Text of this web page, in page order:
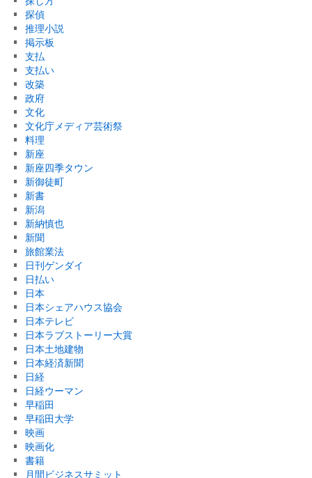
探偵
推理小説
掲示板
支払
支払い
改築
政府
文化
文化庁メディア芸術祭
料理
新座
新座四季タウン
新御徒町
新書
新潟
新納慎也
新聞
旅館業法
日刊ゲンダイ
日払い
日本
日本シェアハウス協会
日本テレビ
日本ラブストーリー大賞
日本土地建物
日本経済新聞
日経
日経ウーマン
早稲田
早稲田大学
映画
映画化
書籍
月間ビジネスサミット